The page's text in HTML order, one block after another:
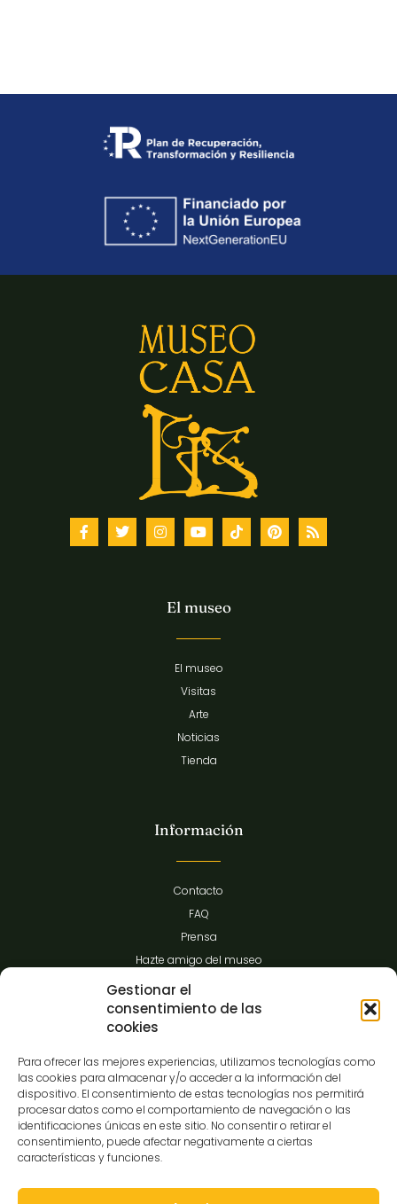
Gestionar el
consentimiento de las
cookies
Para ofrecer las mejores experiencias, utilizamos tecnologías como
las cookies para almacenar y/o acceder a la información del
dispositivo. El consentimiento de estas tecnologías nos permitirá
procesar datos como el comportamiento de navegación o las
identificaciones únicas en este sitio. No consentir o retirar el
consentimiento, puede afectar negativamente a ciertas
características y funciones.
El museo
El museo
Visitas
Arte
Noticias
Tienda
Información
Contacto
FAQ
Prensa
Hazte amigo del museo
Transparencia
C/Gibraltar,14
37008-Salamanca